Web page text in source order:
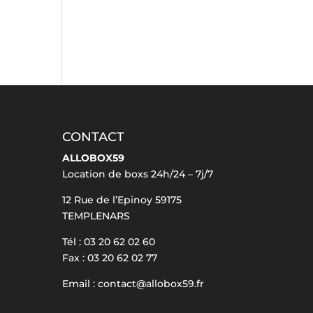
CONTACT
ALLOBOX59
Location de boxs 24h/24 – 7j/7
12 Rue de l’Epinoy 59175
TEMPLENARS
Tél : 03 20 62 02 60
Fax : 03 20 62 02 77
Email : contact@allobox59.fr